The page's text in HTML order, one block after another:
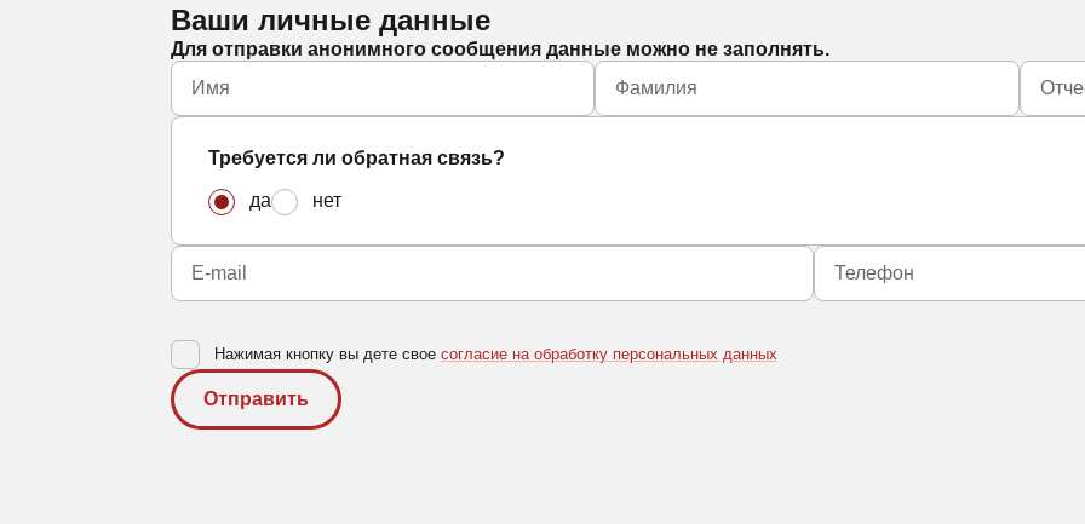
Продукция
Реализованные проекты
Услуги и сервис
Следуйте за нами:
Ваши личные данные
Для отправки анонимного сообщения данные можно не заполнять.
Требуется ли обратная связь?
да нет
Нажимая кнопку вы дете свое согласие на обработку персональных данных
Отправить